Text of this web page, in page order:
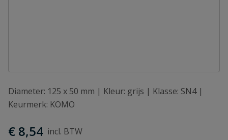
Diameter: 125 x 50 mm | Kleur: grijs | Klasse: SN4 |
Keurmerk: KOMO
€ 8,54